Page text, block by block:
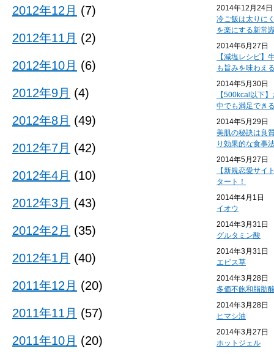
2014年12月24日
冷ご飯は太りに
を楽にする新常
2014年6月27日
【減塩レシピ】
も旨みを味わえ
2014年5月30日
【500kcal以下
中でも満足でき
2014年5月29日
美肌の秘訣は良
り効果的な食事
2014年5月27日
【新規恋愛サイ
タート！
2014年4月1日
イオウ
2014年3月31日
グルタミン酸
2014年3月31日
エビス草
2014年3月28日
多価不飽和脂肪
2014年3月28日
ヒマシ油
2014年3月27日
ホットジェル
2012年12月 (7)
2012年11月 (2)
2012年10月 (6)
2012年9月 (4)
2012年8月 (49)
2012年7月 (42)
2012年4月 (10)
2012年3月 (43)
2012年2月 (35)
2012年1月 (40)
2011年12月 (20)
2011年11月 (57)
2011年10月 (20)